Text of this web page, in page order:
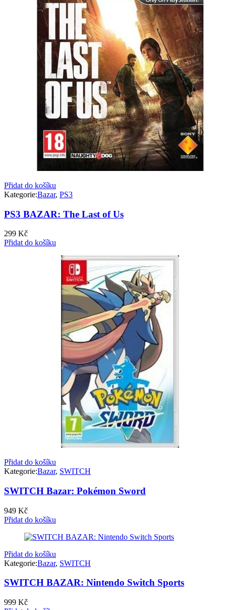
Přidat do košíku
Kategorie:Bazar, PS3
PS3 BAZAR: The Last of Us
299 Kč
Přidat do košíku
Přidat do košíku
Kategorie:Bazar, SWITCH
SWITCH Bazar: Pokémon Sword
949 Kč
Přidat do košíku
Přidat do košíku
Kategorie:Bazar, SWITCH
SWITCH BAZAR: Nintendo Switch Sports
999 Kč